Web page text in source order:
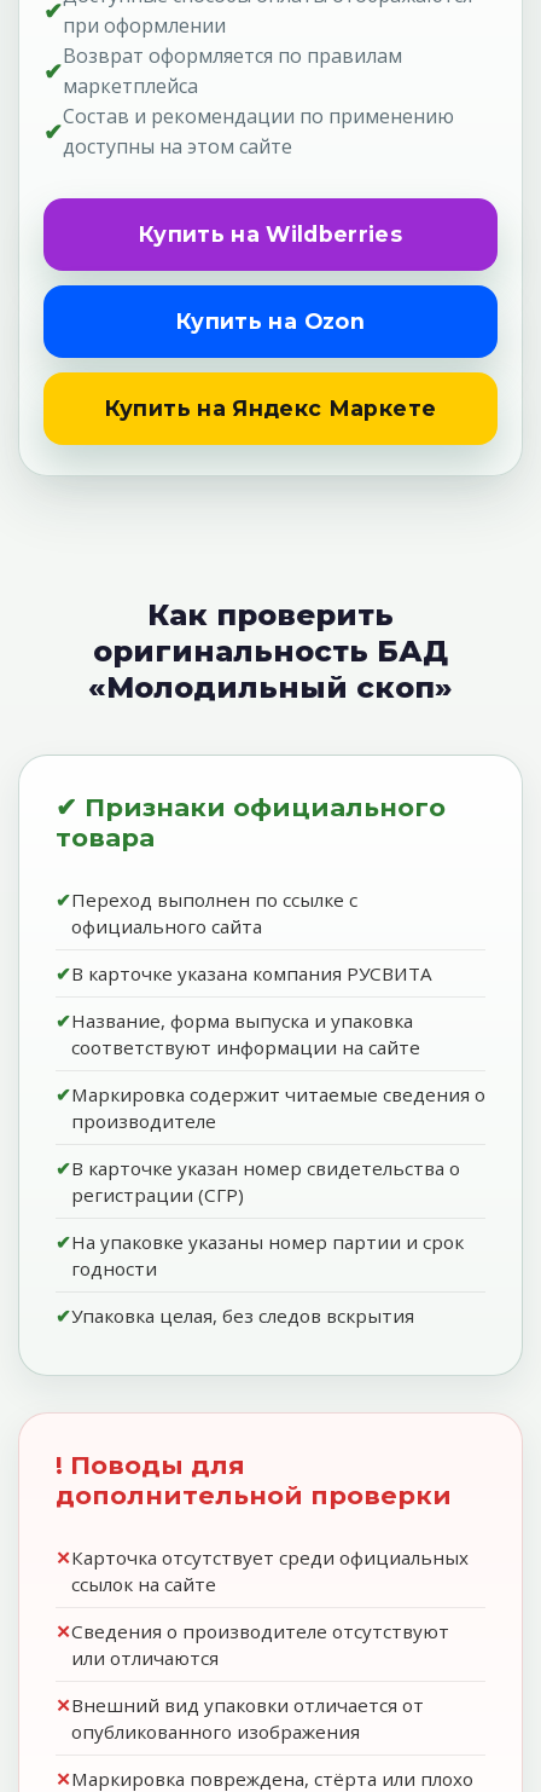
✔при оформлении
✔Возврат оформляется по правилам
маркетплейса
✔Состав и рекомендации по применению
доступны на этом сайте
Купить на Wildberries
Купить на Ozon
Купить на Яндекс Маркете
Как проверить
оригинальность БАД
«Молодильный скоп»
✔ Признаки официального
товара
Переход выполнен по ссылке с
официального сайта
В карточке указана компания РУСВИТА
Название, форма выпуска и упаковка
соответствуют информации на сайте
Маркировка содержит читаемые сведения о
производителе
В карточке указан номер свидетельства о
регистрации (СГР)
На упаковке указаны номер партии и срок
годности
Упаковка целая, без следов вскрытия
! Поводы для
дополнительной проверки
Карточка отсутствует среди официальных
ссылок на сайте
Сведения о производителе отсутствуют
или отличаются
Внешний вид упаковки отличается от
опубликованного изображения
Маркировка повреждена, стёрта или плохо